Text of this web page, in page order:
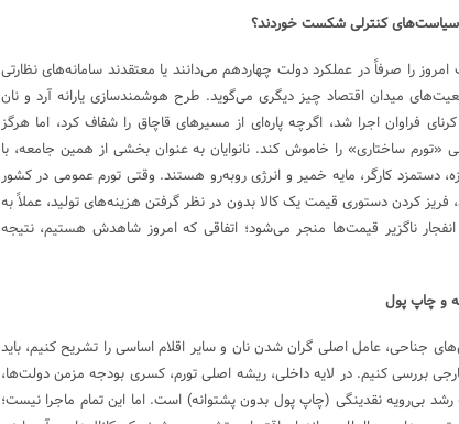
سیاست‌های کنترلی شکست خوردند؟
را صرفاً در عملکرد دولت چهاردهم می‌دانند یا معتقدند سامانه‌های نظارتی
میدان اقتصاد چیز دیگری می‌گوید. طرح هوشمندسازی یارانه آرد و نان
فراوان اجرا شد، اگرچه پاره‌ای از مسیر‌های قاچاق را شفاف کرد، اما هرگز
ساختاری» را خاموش کند. نانوایان به عنوان بخشی از همین جامعه، با
دستمزد کارگر، مایه خمیر و انرژی رو‌به‌رو هستند. وقتی تورم عمومی در کشور
پرواز می‌کند، فریز کردن دستوری قیمت یک کالا بدون در نظر گرفتن هزینه‌های تولید، عملاً به
ناگزیر قیمت‌ها منجر می‌شود؛ اتفاقی که امروز شاهدش هستیم، نتیجه
و چاپ پول
جناحی، عامل اصلی گران شدن نان و سایر اقلام اساسی را تشریح کنیم، باید
بررسی کنیم. در لایه داخلی، ریشه اصلی تورم، کسری بودجه مزمن دولت‌ها،
بی‌رویه نقدینگی (چاپ پول بدون پشتوانه) است. اما این تمام ماجرا نیست؛